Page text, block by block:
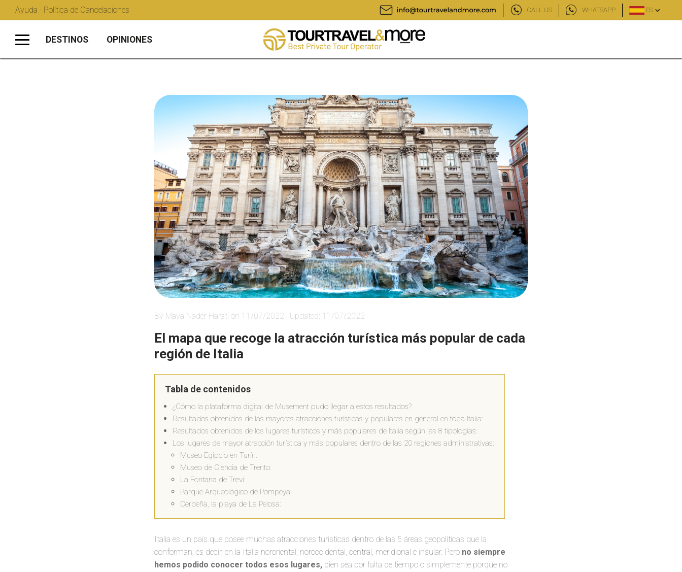
Ayuda · Política de Cancelaciones CALL US WHATSAPP ES
DESTINOS OPINIONES
By Maya Nader Harati on 11/07/2022 | Updated: 11/07/2022
El mapa que recoge la atracción turística más popular de cada
región de Italia
Tabla de contenidos
¿Cómo la plataforma digital de Musement pudo llegar a estos resultados?
Resultados obtenidos de las mayores atracciones turísticas y populares en general en toda Italia:
Resultados obtenidos de los lugares turísticos y más populares de Italia según las 8 tipologías:
Los lugares de mayor atracción turística y más populares dentro de las 20 regiones administrativas:
Museo Egipcio en Turín:
Museo de Ciencia de Trento:
La Fontana de Trevi:
Parque Arqueológico de Pompeya:
Cerdeña, la playa de La Pelosa:
Italia es un país que posee muchas atracciones turísticas dentro de las 5 áreas geopolíticas que la
conforman; es decir, en la Italia nororiental, noroccidental, central, meridional e insular. Pero no siempre
hemos podido conocer todos esos lugares, bien sea por falta de tiempo o simplemente porque no